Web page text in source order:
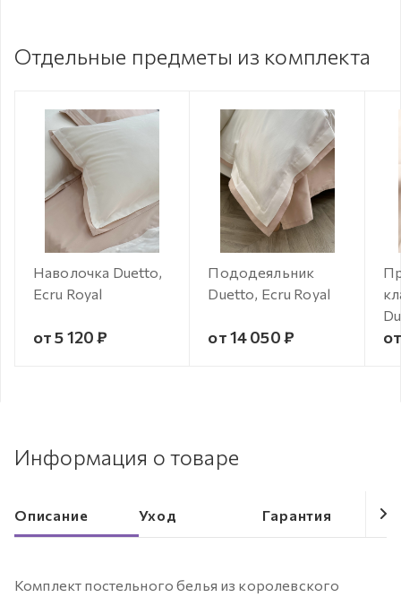
Отдельные предметы из комплекта
Наволочка Duetto,
Ecru Royal
от 5 120 ₽
Пододеяльник
Duetto, Ecru Royal
от 14 050 ₽
Информация о товаре
Описание Уход Гарантия
Комплект постельного белья из королевского